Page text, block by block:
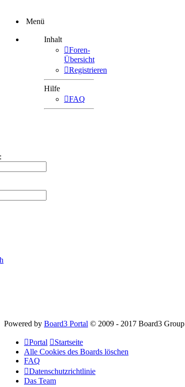
Menü
Inhalt
Foren-
Übersicht
Registrieren
Hilfe
FAQ
Powered by Board3 Portal © 2009 - 2017 Board3 Group
Portal
Startseite
Alle Cookies des Boards löschen
FAQ
Datenschutzrichtlinie
Das Team